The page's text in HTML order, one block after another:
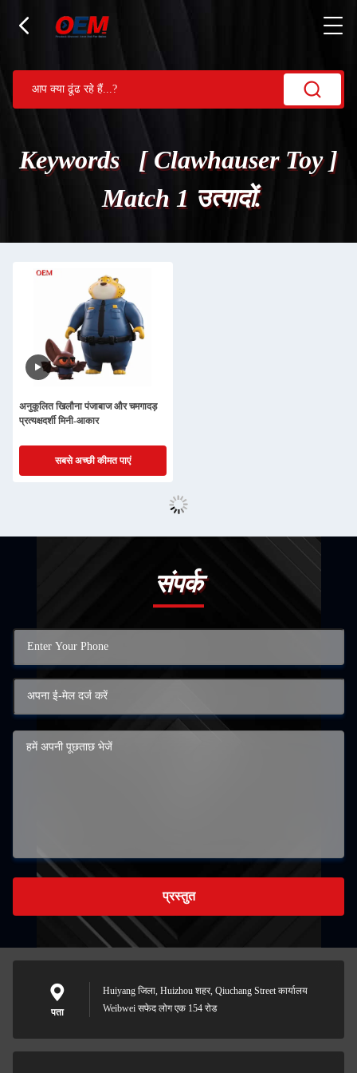
Keywords [ Clawhauser Toy ]
Match 1 उत्पादों.
अनुकूलित खिलौना पंजाबाज और चमगादड़
प्रत्यक्षदर्शी मिनी-आकार
सबसे अच्छी कीमत पाएं
संपर्क
प्रस्तुत
पता
Huiyang जिला, Huizhou शहर, Qiuchang Street कार्यालय
Weibwei सफेद लोग एक 154 रोड